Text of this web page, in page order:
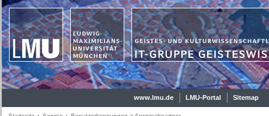
www.lmu.de LMU-Portal Sitemap